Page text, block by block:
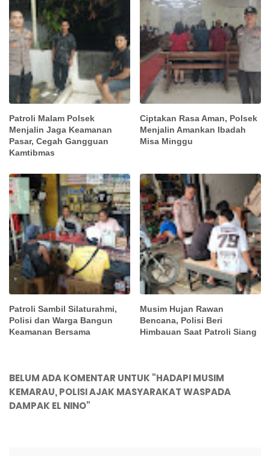
Patroli Malam Polsek
Menjalin Jaga Keamanan
Pasar, Cegah Gangguan
Kamtibmas
Ciptakan Rasa Aman, Polsek
Menjalin Amankan Ibadah
Misa Minggu
Patroli Sambil Silaturahmi,
Polisi dan Warga Bangun
Keamanan Bersama
Musim Hujan Rawan
Bencana, Polisi Beri
Himbauan Saat Patroli Siang
BELUM ADA KOMENTAR UNTUK "HADAPI MUSIM
KEMARAU, POLISI AJAK MASYARAKAT WASPADA
DAMPAK EL NINO"